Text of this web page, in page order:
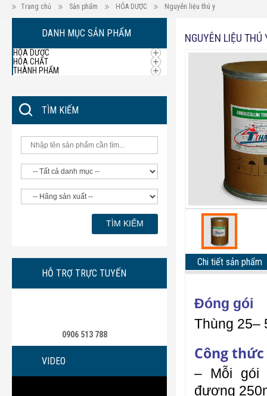
Trang chủ Sản phẩm HÓA DƯỢC Nguyên liệu thú y
DANH MỤC SẢN PHẨM
HÓA DƯỢC
HÓA CHẤT
THÀNH PHẨM
TÌM KIẾM
HỖ TRỢ TRỰC TUYẾN
0906 513 788
VIDEO
NGUYÊN LIỆU THÚ
Chi tiết sản phẩm
Đóng gói
Thùng 25–
Công thức
– Mỗi gói
đương